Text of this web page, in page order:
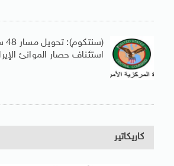
استئناف حصار الموانئ
كاريكاتير